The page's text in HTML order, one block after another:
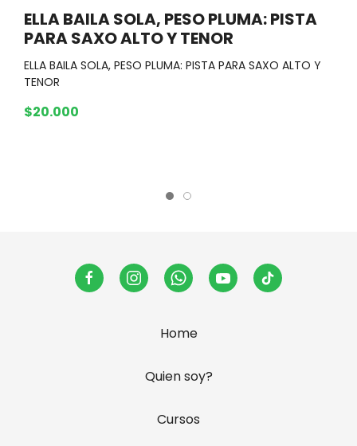
ELLA BAILA SOLA, PESO PLUMA: PISTA
PARA SAXO ALTO Y TENOR
ELLA BAILA SOLA, PESO PLUMA: PISTA PARA SAXO ALTO Y
TENOR
$20.000
Home
Quien soy?
Cursos